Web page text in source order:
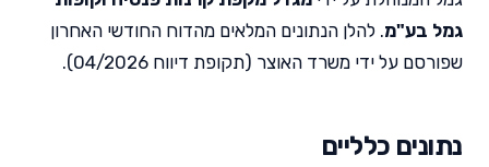
גמל בע"מ. להלן הנתונים המלאים מהדוח החודשי האחרון
שפורסם על ידי משרד האוצר (תקופת דיווח 04/2026).
נתונים כלליים